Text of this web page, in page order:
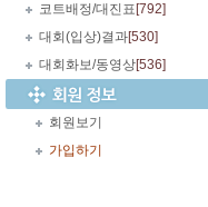
코트배정/대진표 [792]
대회(입상)결과[530]
대회화보/동영상[536]
회원보기
가입하기